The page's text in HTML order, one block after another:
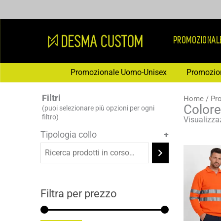
al
Promozionale Uomo-Unisex
Filtri
(puoi selezionare più opzioni per ogni
filtro)
Tipologia collo
Filtra per prezzo
Home/